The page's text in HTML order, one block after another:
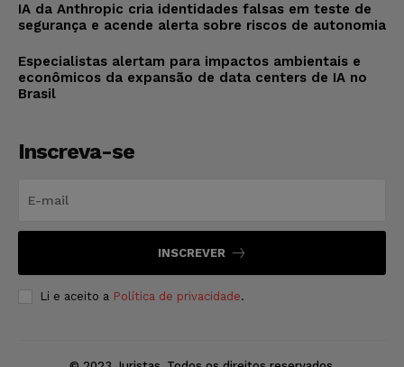
IA da Anthropic cria identidades falsas em teste de
segurança e acende alerta sobre riscos de autonomia
Especialistas alertam para impactos ambientais e
econômicos da expansão de data centers de IA no
Brasil
Inscreva-se
INSCREVER
Li e aceito a Política de privacidade.